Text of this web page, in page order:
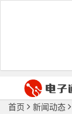
首页 新闻动态